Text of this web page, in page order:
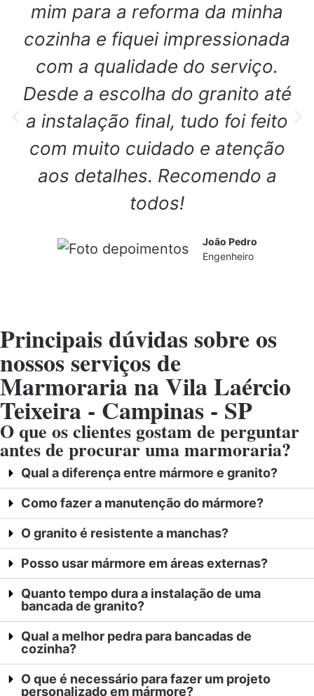
mim para a reforma da minha
cozinha e fiquei impressionada
com a qualidade do serviço.
Desde a escolha do granito até
a instalação final, tudo foi feito
com muito cuidado e atenção
aos detalhes. Recomendo a
todos!
João Pedro
Engenheiro
Principais dúvidas sobre os
nossos serviços de
Marmoraria na Vila Laércio
Teixeira - Campinas - SP
O que os clientes gostam de perguntar
antes de procurar uma marmoraria?
Qual a diferença entre mármore e granito?
Como fazer a manutenção do mármore?
O granito é resistente a manchas?
Posso usar mármore em áreas externas?
Quanto tempo dura a instalação de uma
bancada de granito?
Qual a melhor pedra para bancadas de
cozinha?
O que é necessário para fazer um projeto
personalizado em mármore?